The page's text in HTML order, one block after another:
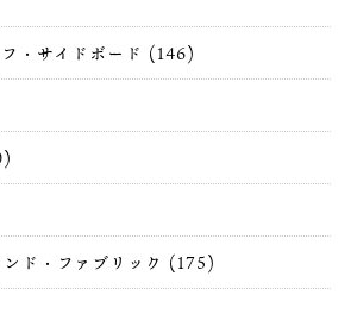
・サイドボード (146)
ド・ファブリック (175)